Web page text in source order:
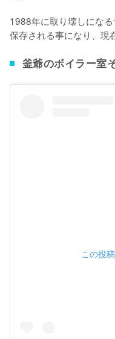
1988年に取り壊しにな
保存される事になり、現
釜爺のボイラー室
この投